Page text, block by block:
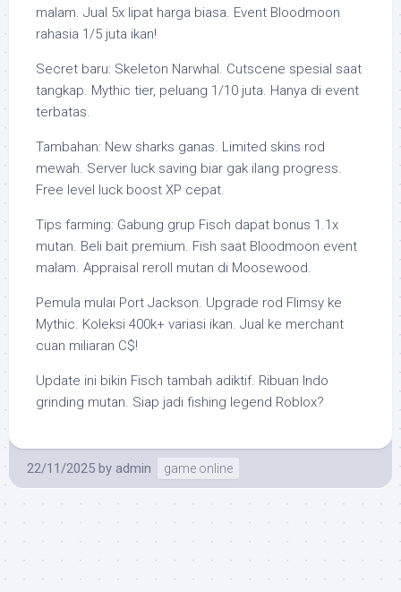
malam. Jual 5x lipat harga biasa. Event Bloodmoon
rahasia 1/5 juta ikan!
Secret baru: Skeleton Narwhal. Cutscene spesial saat
tangkap. Mythic tier, peluang 1/10 juta. Hanya di event
terbatas.
Tambahan: New sharks ganas. Limited skins rod
mewah. Server luck saving biar gak ilang progress.
Free level luck boost XP cepat.
Tips farming: Gabung grup Fisch dapat bonus 1.1x
mutan. Beli bait premium. Fish saat Bloodmoon event
malam. Appraisal reroll mutan di Moosewood.
Pemula mulai Port Jackson. Upgrade rod Flimsy ke
Mythic. Koleksi 400k+ variasi ikan. Jual ke merchant
cuan miliaran C$!
Update ini bikin Fisch tambah adiktif. Ribuan Indo
grinding mutan. Siap jadi fishing legend Roblox?
22/11/2025 by admin game online